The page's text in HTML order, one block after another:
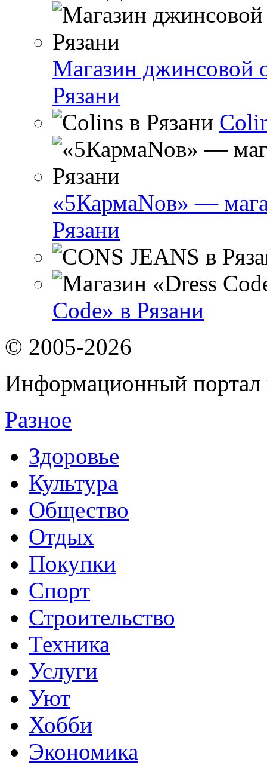
Магазин
Рязани
«5КармаNов» —
Рязани
Code» в Рязани
© 2005-2026
Информационный портал
Разное
Здоровье
Культура
Общество
Отдых
Покупки
Спорт
Строительство
Техника
Услуги
Уют
Хобби
Экономика